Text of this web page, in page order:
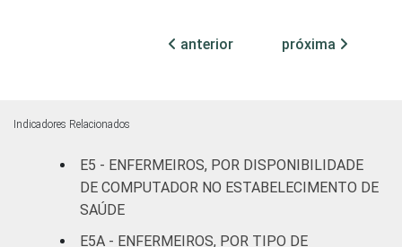
Serviço de
anterior próxima
Indicadores Relacionados
E5 - ENFERMEIROS, POR DISPONIBILIDADE
DE COMPUTADOR NO ESTABELECIMENTO DE
SAÚDE
E5A - ENFERMEIROS, POR TIPO DE